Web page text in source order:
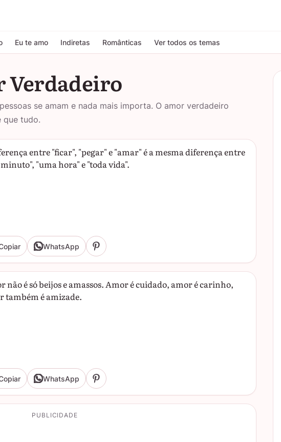
Eu te amo Indiretas Românticas Ver todos os temas
Verdadeiro
se amam e nada mais importa. O amor verdadeiro
que tudo.
entre "ficar", "pegar" e "amar" é a mesma diferença entre
"uma hora" e "toda vida".
WhatsApp
não é só beijos e amassos. Amor é cuidado, amor é carinho,
também é amizade.
WhatsApp
PUBLICIDADE